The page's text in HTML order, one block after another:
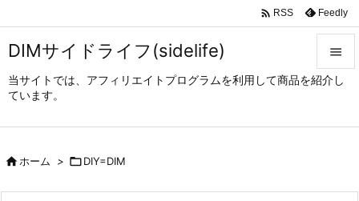
DIMサイドライフ(sidelife)
当サイトでは、アフィリエイトプログラムを利用して商品を紹介し
ています。



 RSS Feedly
ホーム > DIY=DIM